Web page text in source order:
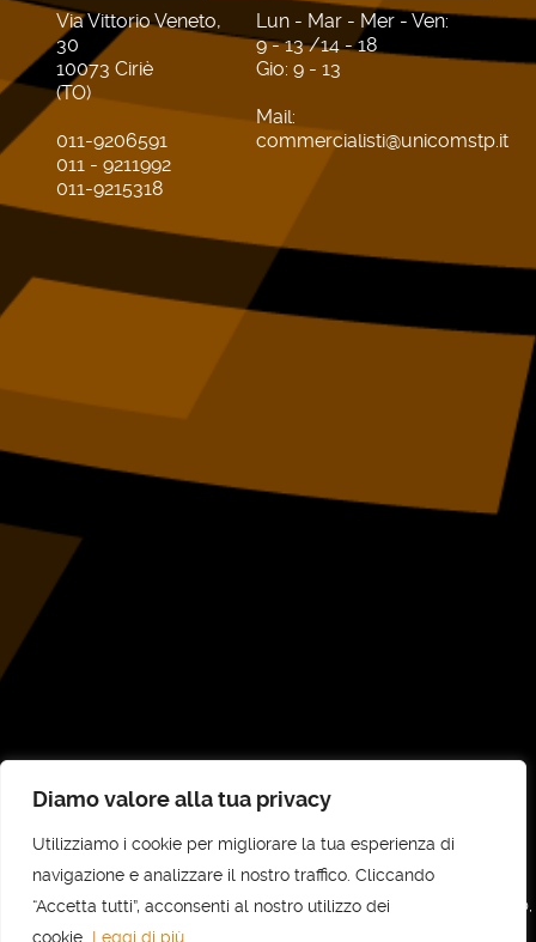
Diamo valore alla tua privacy
Utilizziamo i cookie per migliorare la tua esperienza di
navigazione e analizzare il nostro traffico. Cliccando
“Accetta tutti”, acconsenti al nostro utilizzo dei
cookie. Leggi di più
Via Vittorio Veneto,
30
10073 Ciriè
(TO)
011-9206591
011 - 9211992
011-9215318
Lun - Mar - Mer - Ven:
9 - 13 /14 - 18
Gio: 9 - 13
Mail:
commercialisti@unicomstp.it
© UNI-COM STP SRL
UNI-COM STP SRL - Sede legale e amministrativa: Via Vittorio Veneto, 30,
10073 Ciriè (TO) - C.F e P.IVA: 11737700010 - REA: TO - 1236818